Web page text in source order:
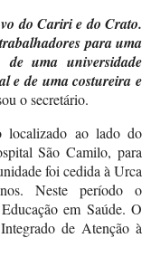
do Cariri e do Crato.
para uma
de uma universidade
e de uma costureira e
o secretário.
localizado ao lado do
São Camilo, para
foi cedida à Urca
Neste período o
em Saúde. O
de Atenção à